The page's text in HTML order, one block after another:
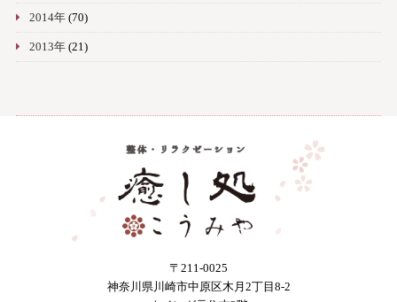
2014年(70)
2013年(21)
〒211-0025
神奈川県川崎市中原区木月2丁目8-2